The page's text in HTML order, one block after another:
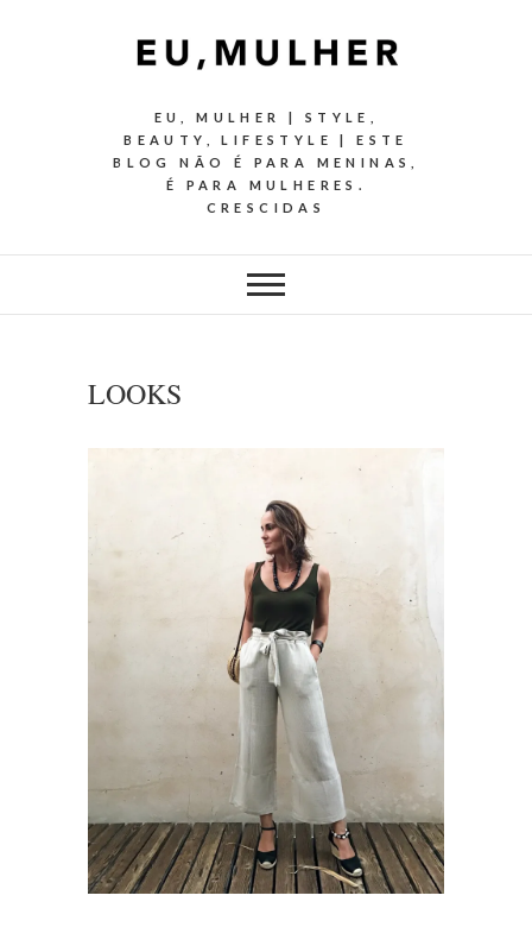
EU, MULHER | STYLE,
BEAUTY, LIFESTYLE | ESTE
BLOG NÃO É PARA MENINAS,
É PARA MULHERES.
CRESCIDAS
LOOKS